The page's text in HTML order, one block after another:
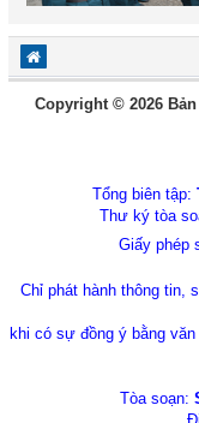
Copyright © 2026
Tổng biên tập:
Thư ký tòa
Giấy phép
Chỉ phát hành thông tin,
khi có sự đồng ý bằng
Tòa soạn: